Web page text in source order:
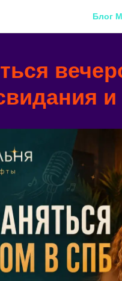
Блог